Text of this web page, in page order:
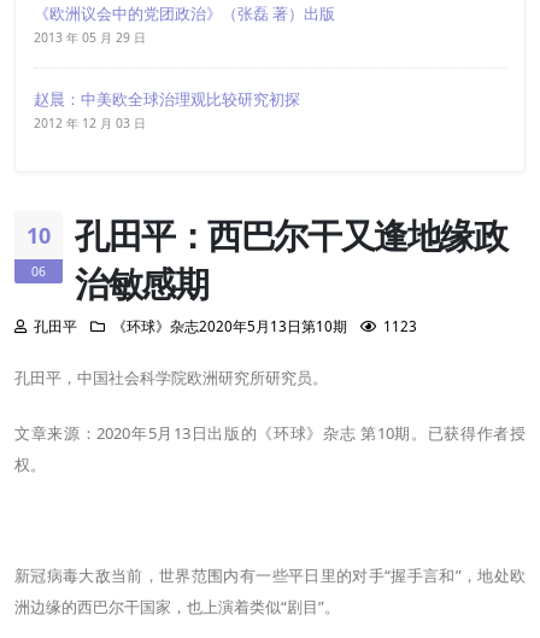
《欧洲议会中的党团政治》（张磊 著）出版
2013 年 05 月 29 日
赵晨：中美欧全球治理观比较研究初探
2012 年 12 月 03 日
10
06
孔田平：西巴尔干又逢地缘政
治敏感期
孔田平 《环球》杂志2020年5月13日第10期 1123
孔田平，中国社会科学院欧洲研究所研究员。
文章来源：2020年5月13日出版的《环球》杂志 第10期。已获得作者授
权。
新冠病毒大敌当前，世界范围内有一些平日里的对手“握手言和”，地处欧
洲边缘的西巴尔干国家，也上演着类似“剧目”。